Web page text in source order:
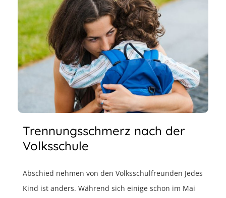
Trennungsschmerz nach der
Volksschule
Abschied nehmen von den Volksschulfreunden Jedes
Kind ist anders. Während sich einige schon im Mai